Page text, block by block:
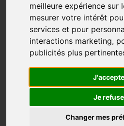
meilleure expérience sur
mesurer votre intérêt
services et pour
interactions marketing,
publicités plus
J'accepte
Je refuse
Changer mes
Déception vers Compostelle
Norte
« C’était vraiment une aventure.
de bons moments et on continue